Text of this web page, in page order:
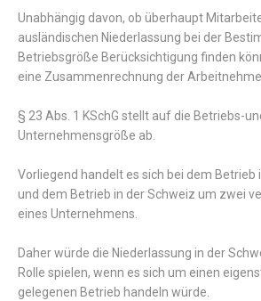
Unabhängig davon, ob überhaupt
ausländischen Niederlassung bei der
Betriebsgröße Berücksichtigung finden
eine Zusammenrechnung der
§ 23 Abs. 1 KSchG stellt auf die Betriebs-
Unternehmensgröße ab.
Vorliegend handelt es sich bei dem Betrieb
und dem Betrieb in der Schweiz um zwei
eines Unternehmens.
Daher würde die Niederlassung in der
Rolle spielen, wenn es sich um einen
gelegenen Betrieb handeln würde.